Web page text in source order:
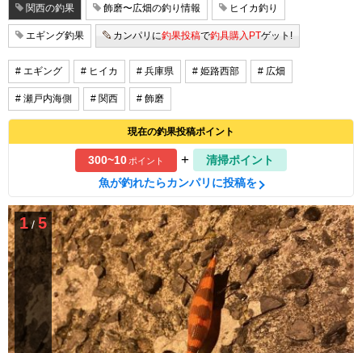
関西の釣果 飾磨〜広畑の釣り情報 ヒイカ釣り
エギング釣果 カンパリに釣果投稿で釣具購入PTゲット!
# エギング # ヒイカ # 兵庫県 # 姫路西部 # 広畑
# 瀬戸内海側 # 関西 # 飾磨
現在の釣果投稿ポイント
300~10ポイント +
清掃ポイント
魚が釣れたらカンパリに投稿を
1/ 5